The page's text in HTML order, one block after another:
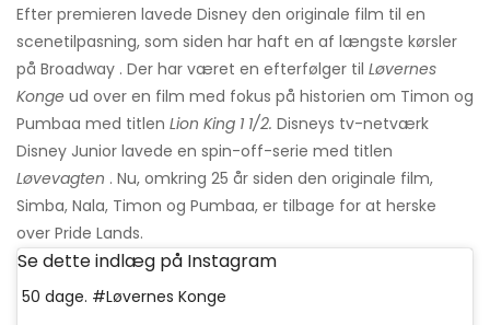
Efter premieren lavede Disney den originale film til en
scenetilpasning, som siden har haft en af længste kørsler
på Broadway . Der har været en efterfølger til Løvernes
Konge ud over en film med fokus på historien om Timon og
Pumbaa med titlen Lion King 1 1/2. Disneys tv-netværk
Disney Junior lavede en spin-off-serie med titlen
Løvevagten . Nu, omkring 25 år siden den originale film,
Simba, Nala, Timon og Pumbaa, er tilbage for at herske
over Pride Lands.
Se dette indlæg på Instagram
50 dage. #Løvernes Konge